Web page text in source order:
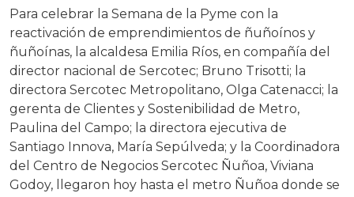
Para celebrar la Semana de la Pyme con la
reactivación de emprendimientos de ñuñoínos y
ñuñoínas, la alcaldesa Emilia Ríos, en compañía del
director nacional de Sercotec; Bruno Trisotti; la
directora Sercotec Metropolitano, Olga Catenacci; la
gerenta de Clientes y Sostenibilidad de Metro,
Paulina del Campo; la directora ejecutiva de
Santiago Innova, María Sepúlveda; y la Coordinadora
del Centro de Negocios Sercotec Ñuñoa, Viviana
Godoy, llegaron hoy hasta el metro Ñuñoa donde se